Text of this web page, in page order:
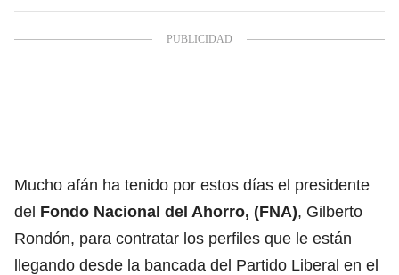
Mucho afán ha tenido por estos días el presidente
del Fondo Nacional del Ahorro, (FNA), Gilberto
Rondón, para contratar los perfiles que le están
llegando desde la bancada del Partido Liberal en el